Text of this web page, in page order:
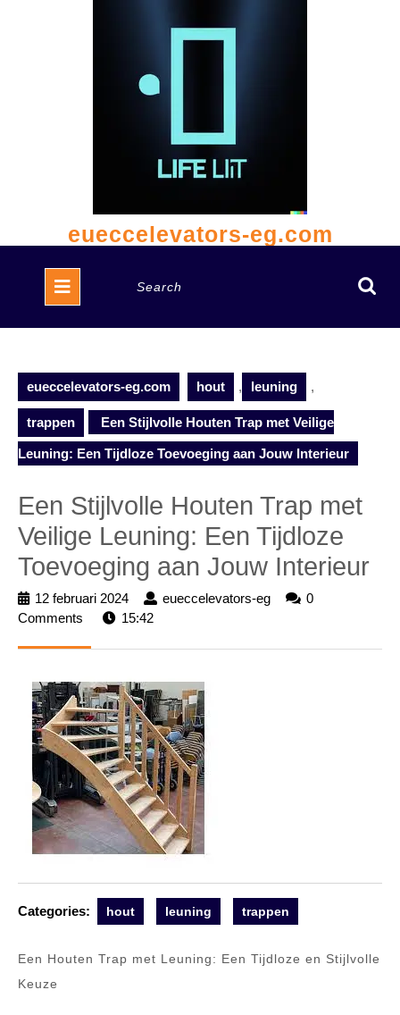
eueccelevators-eg.com
Open
Button
eueccelevators-eg.com hout , leuning ,
trappen Een Stijlvolle Houten Trap met Veilige
Leuning: Een Tijdloze Toevoeging aan Jouw Interieur
Een Stijlvolle Houten Trap met
Veilige Leuning: Een Tijdloze
Toevoeging aan Jouw Interieur
12 februari 2024
12
februari
eueccelevators-eg
eueccelevators-
0
Comments
15:42
Categories: hout leuning trappen
Een Houten Trap met Leuning: Een Tijdloze en Stijlvolle
Keuze